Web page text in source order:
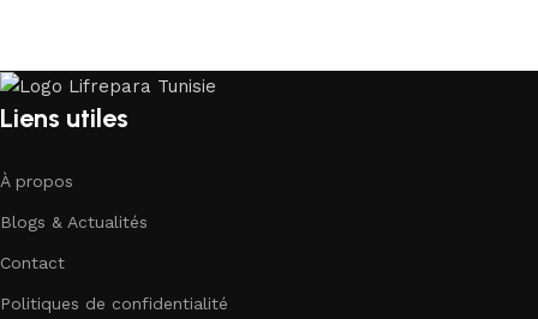
Liens utiles
À propos
Blogs & Actualités
Contact
Politiques de confidentialité